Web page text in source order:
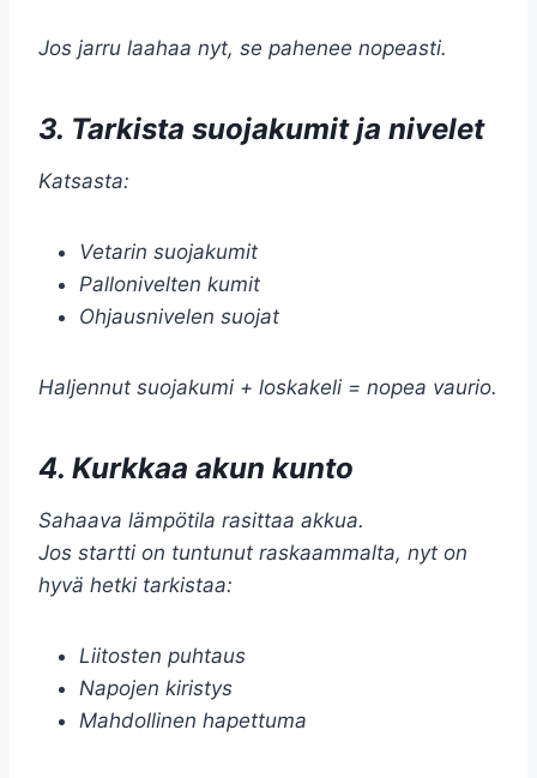
Jos jarru laahaa nyt, se pahenee nopeasti.
3. Tarkista suojakumit ja nivelet
Katsasta:
Vetarin suojakumit
Pallonivelten kumit
Ohjausnivelen suojat
Haljennut suojakumi + loskakeli = nopea vaurio.
4. Kurkkaa akun kunto
Sahaava lämpötila rasittaa akkua.
Jos startti on tuntunut raskaammalta, nyt on
hyvä hetki tarkistaa:
Liitosten puhtaus
Napojen kiristys
Mahdollinen hapettuma